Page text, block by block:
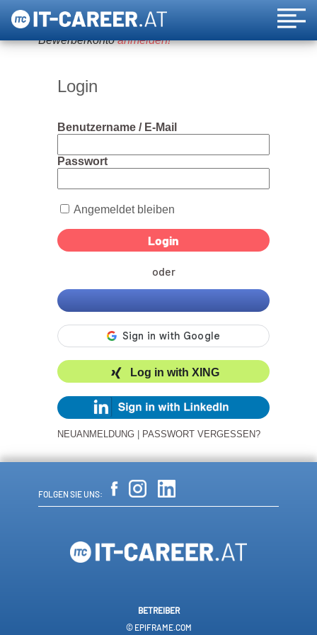
Um diese Funktion nutzen zu können, bitte ein
Bewerberkontoanmelden!
Login
Benutzername / E-Mail
Passwort
Angemeldet bleiben
oder
Log in with XING
NEUANMELDUNG PASSWORT VERGESSEN?
FOLGEN SIE UNS:
BETREIBER
© EPIFRAME.COM